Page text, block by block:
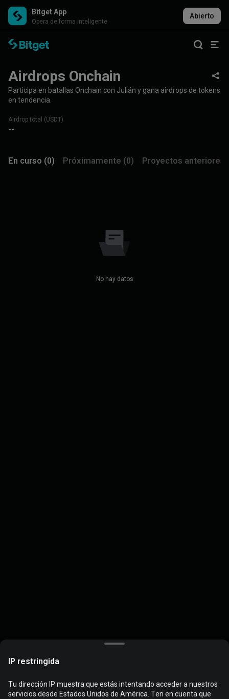
Bitget App
Opera de forma inteligente
Abierto
Airdrops Onchain
Participa en batallas Onchain con Julián y gana airdrops de tokens
en tendencia.
Airdrop total (USDT)
--
En curso (0) Próximamente (0) Proyectos anteriores
No hay datos
IP restringida
Tu dirección IP muestra que estás intentando acceder a nuestros
servicios desde Estados Unidos de América. Ten en cuenta que